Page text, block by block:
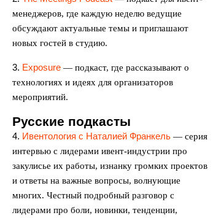
менеджеров, где каждую неделю ведущие
обсуждают актуальные темы и приглашают
новых гостей в студию.
3. Exposure — подкаст, где рассказывают о
технологиях и идеях для организаторов
мероприятий.
Русские подкасты
4. Ивентология с Наталией Франкель — серия
интервью с лидерами ивент-индустрии про
закулисье их работы, изнанку громких проектов
и ответы на важные вопросы, волнующие
многих. Честный подробный разговор с
лидерами про боли, новинки, тенденции,